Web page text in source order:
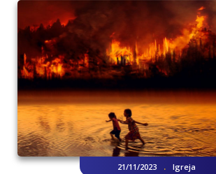
21/11/2023 . Igreja